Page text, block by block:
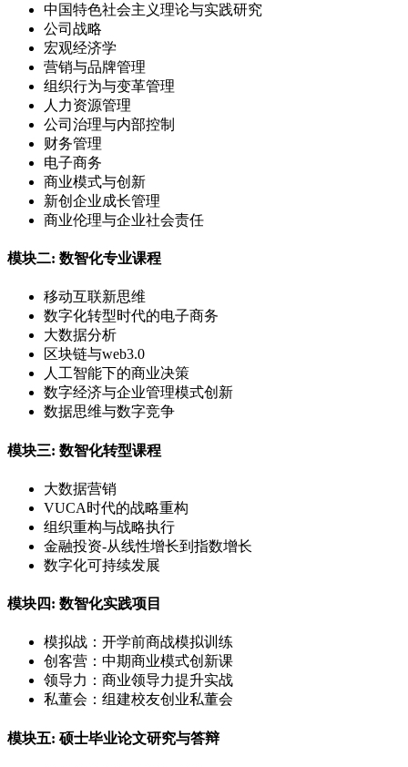
中国特色社会主义理论与实践研究
公司战略
宏观经济学
营销与品牌管理
组织行为与变革管理
人力资源管理
公司治理与内部控制
财务管理
电子商务
商业模式与创新
新创企业成长管理
商业伦理与企业社会责任
模块二: 数智化专业课程
移动互联新思维
数字化转型时代的电子商务
大数据分析
区块链与web3.0
人工智能下的商业决策
数字经济与企业管理模式创新
数据思维与数字竞争
模块三: 数智化转型课程
大数据营销
VUCA时代的战略重构
组织重构与战略执行
金融投资-从线性增长到指数增长
数字化可持续发展
模块四: 数智化实践项目
模拟战：开学前商战模拟训练
创客营：中期商业模式创新课
领导力：商业领导力提升实战
私董会：组建校友创业私董会
模块五: 硕士毕业论文研究与答辩